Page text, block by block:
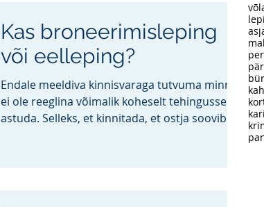
Kas broneerimisleping
või eelleping?
Endale meeldiva kinnisvaraga tutvuma minnes
ei ole reeglina võimalik koheselt tehingusse
astuda. Selleks, et kinnitada, et ostja soovib...